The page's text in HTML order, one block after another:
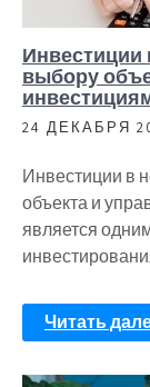
Инвестиции
выбору
24 ДЕКАБРЯ
Инвестиции в
объекта и
является
Читать